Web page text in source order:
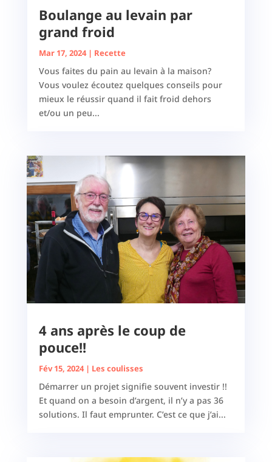
Boulange au levain par
grand froid
Mar 17, 2024| Recette
Vous faites du pain au levain à la maison?
Vous voulez écoutez quelques conseils pour
mieux le réussir quand il fait froid dehors
et/ou un peu...
4 ans après le coup de
pouce!!
Fév 15, 2024| Les coulisses
Démarrer un projet signifie souvent investir !!
Et quand on a besoin d’argent, il n’y a pas 36
solutions. Il faut emprunter. C’est ce que j’ai...